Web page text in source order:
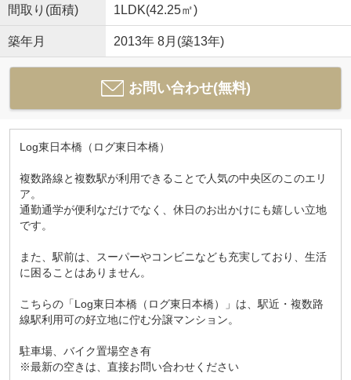
間取り(面積) 1LDK(42.25㎡)
築年月 2013年 8月(築13年)
お問い合わせ(無料)
Log東日本橋（ログ東日本橋）
複数路線と複数駅が利用できることで人気の中央区のこのエリ
ア。
通勤通学が便利なだけでなく、休日のお出かけにも嬉しい立地
です。
また、駅前は、スーパーやコンビニなども充実しており、生活
に困ることはありません。
こちらの「Log東日本橋（ログ東日本橋）」は、駅近・複数路
線駅利用可の好立地に佇む分譲マンション。
駐車場、バイク置場空き有
※最新の空きは、直接お問い合わせください